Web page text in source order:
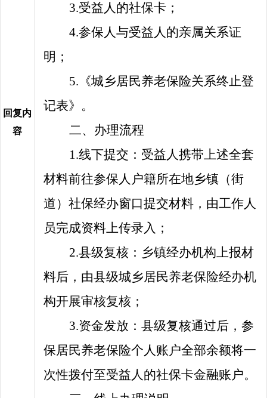
回复内
容
3.受益人的社保卡；
4.参保人与受益人的亲属关系证
明；
5.《城乡居民养老保险关系终止登
记表》。
二、办理流程
1.线下提交：受益人携带上述全套
材料前往参保人 户籍所在地乡镇（街
道）社保经办窗口提交材料，由工作人
员完成资料上传录入；
2.县级复核：乡镇经办机构上报材
料后，由县级城乡居民养老保险经办机
构开展审核复核；
3.资金发放：县级复核通过后，参
保居民养老保险个人账户全部余额将一
次性拨付至受益人的社保卡金融账户。